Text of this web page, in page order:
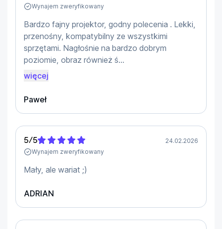
Wynajem zweryfikowany
Bardzo fajny projektor, godny polecenia . Lekki,
przenośny, kompatybilny ze wszystkimi
sprzętami. Nagłośnie na bardzo dobrym
poziomie, obraz również ś...
więcej
Paweł
5/5
Wynajem zweryfikowany
24.02.2026
Mały, ale wariat ;)
ADRIAN